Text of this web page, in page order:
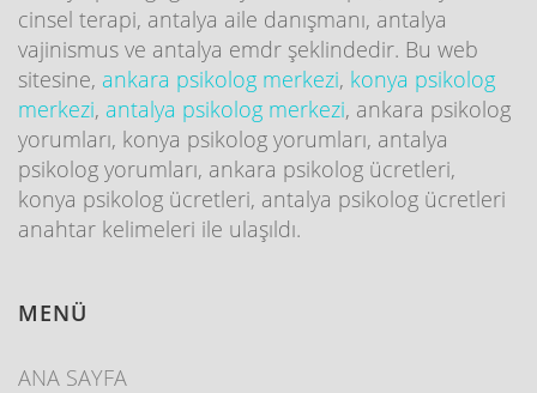
cinsel terapi, antalya aile danışmanı, antalya
vajinismus ve antalya emdr şeklindedir. Bu web
sitesine, ankara psikolog merkezi, konya psikolog
merkezi, antalya psikolog merkezi, ankara psikolog
yorumları, konya psikolog yorumları, antalya
psikolog yorumları, ankara psikolog ücretleri,
konya psikolog ücretleri, antalya psikolog ücretleri
anahtar kelimeleri ile ulaşıldı.
MENÜ
ANA SAYFA